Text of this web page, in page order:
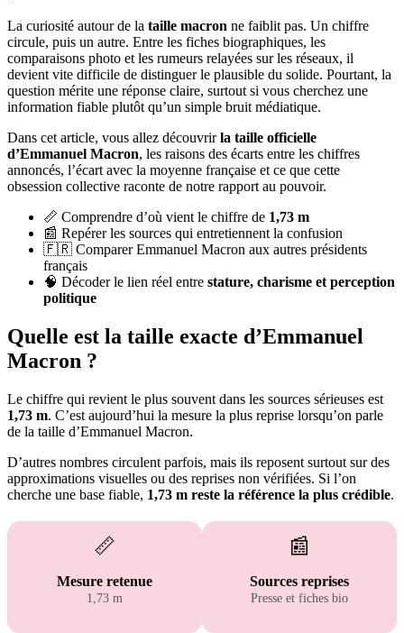
La curiosité autour de la taille macron ne faiblit pas. Un chiffre
circule, puis un autre. Entre les fiches biographiques, les
comparaisons photo et les rumeurs relayées sur les réseaux, il
devient vite difficile de distinguer le plausible du solide. Pourtant, la
question mérite une réponse claire, surtout si vous cherchez une
information fiable plutôt qu’un simple bruit médiatique.
Dans cet article, vous allez découvrirla taille officielle
d’Emmanuel Macron, les raisons des écarts entre les chiffres
annoncés, l’écart avec la moyenne française et ce que cette
obsession collective raconte de notre rapport au pouvoir.
📏 Comprendre d’où vient le chiffre de 1,73 m
📰 Repérer les sources qui entretiennent la confusion
🇫🇷 Comparer Emmanuel Macron aux autres présidents
français
🧠 Décoder le lien réel entre stature, charisme et perception
politique
Quelle est la taille exacte d’Emmanuel
Macron ?
Le chiffre qui revient le plus souvent dans les sources sérieuses est
1,73 m. C’est aujourd’hui la mesure la plus reprise lorsqu’on parle
de la taille d’Emmanuel Macron.
D’autres nombres circulent parfois, mais ils reposent surtout sur des
approximations visuelles ou des reprises non vérifiées. Si l’on
cherche une base fiable, 1,73 m reste la référence la plus crédible.
📏
Mesure retenue
1,73 m
📰
Sources reprises
Presse et fiches bio